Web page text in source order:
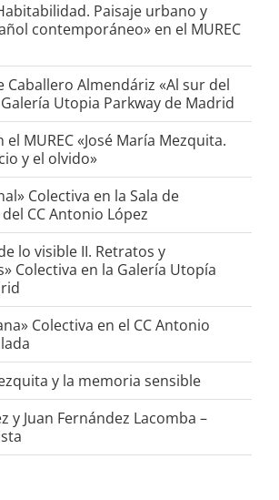
Paisaje urbano y
contemporáneo» en el MUREC
Caballero Almendáriz «Al sur del
Utopia Parkway de Madrid
el MUREC «José María Mezquita.
y el olvido»
Colectiva en la Sala de
CC Antonio López
lo visible II. Retratos y
Colectiva en la Galería Utopía
Colectiva en el CC Antonio
y la memoria sensible
y Juan Fernández Lacomba –